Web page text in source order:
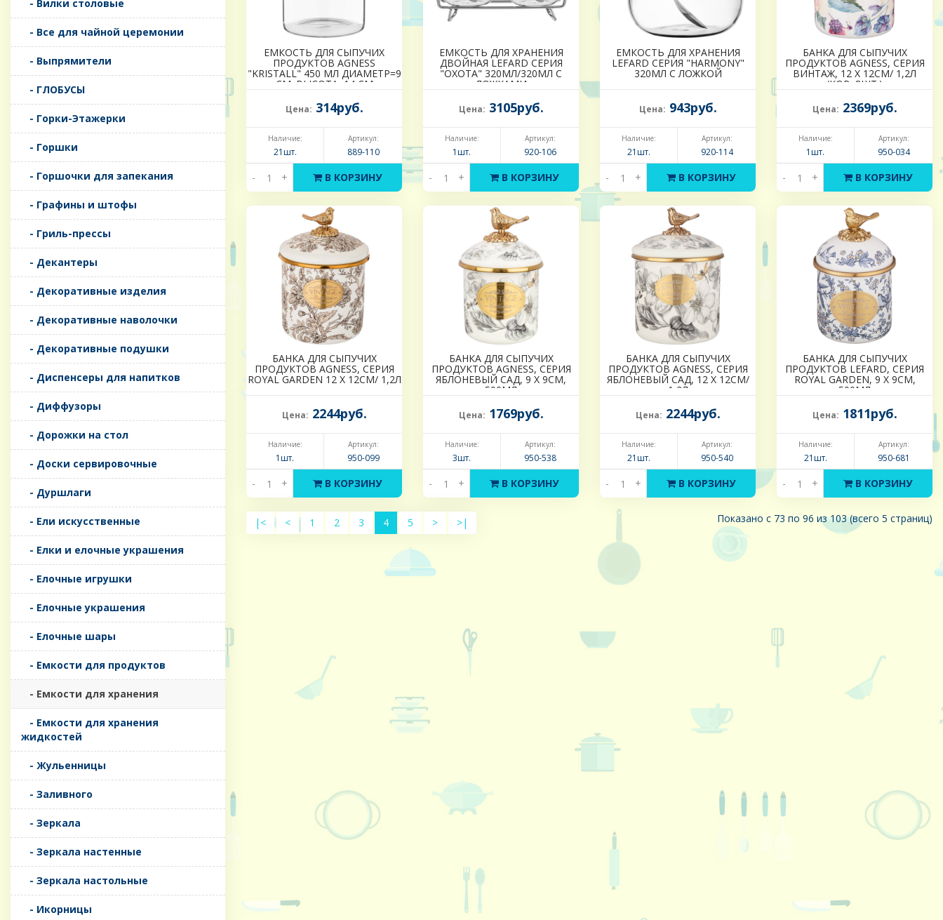
- Вилки столовые
- Все для чайной церемонии
- Выпрямители
- ГЛОБУСЫ
- Горки-Этажерки
- Горшки
- Горшочки для запекания
- Графины и штофы
- Гриль-прессы
- Декантеры
- Декоративные изделия
- Декоративные наволочки
- Декоративные подушки
- Диспенсеры для напитков
- Диффузоры
- Дорожки на стол
- Доски сервировочные
- Дуршлаги
- Ели искусственные
- Елки и елочные украшения
- Елочные игрушки
- Елочные украшения
- Елочные шары
- Емкости для продуктов
- Емкости для хранения
- Емкости для хранения
жидкостей
- Жульенницы
- Заливного
- Зеркала
- Зеркала настенные
- Зеркала настольные
- Икорницы
ЕМКОСТЬ ДЛЯ СЫПУЧИХ
ПРОДУКТОВ AGNESS
"KRISTALL" 450 МЛ ДИАМЕТР=9
СМ. ВЫСОТА=14 СМ
Цена: 314руб.
Наличие:
21шт.
Артикул:
889-110
- + В КОРЗИНУ
ЕМКОСТЬ ДЛЯ ХРАНЕНИЯ
ДВОЙНАЯ LEFARD СЕРИЯ
"ОХОТА" 320МЛ/320МЛ С
ЛОЖКАМИ
Цена: 3105руб.
Наличие:
1шт.
Артикул:
920-106
- + В КОРЗИНУ
ЕМКОСТЬ ДЛЯ ХРАНЕНИЯ
LEFARD СЕРИЯ "HARMONY"
320МЛ С ЛОЖКОЙ
Цена: 943руб.
Наличие:
21шт.
Артикул:
920-114
- + В КОРЗИНУ
БАНКА ДЛЯ СЫПУЧИХ
ПРОДУКТОВ AGNESS, СЕРИЯ
ВИНТАЖ, 12 Х 12СМ/ 1,2Л
(КОР=8ШТ.)
Цена: 2369руб.
Наличие:
1шт.
Артикул:
950-034
- + В КОРЗИНУ
БАНКА ДЛЯ СЫПУЧИХ
ПРОДУКТОВ AGNESS, СЕРИЯ
ROYAL GARDEN 12 Х 12СМ/ 1,2Л
Цена: 2244руб.
Наличие:
1шт.
Артикул:
950-099
- + В КОРЗИНУ
БАНКА ДЛЯ СЫПУЧИХ
ПРОДУКТОВ AGNESS, СЕРИЯ
ЯБЛОНЕВЫЙ САД, 9 Х 9СМ,
500МЛ
Цена: 1769руб.
Наличие:
3шт.
Артикул:
950-538
- + В КОРЗИНУ
БАНКА ДЛЯ СЫПУЧИХ
ПРОДУКТОВ AGNESS, СЕРИЯ
ЯБЛОНЕВЫЙ САД, 12 Х 12СМ/
1,2Л
Цена: 2244руб.
Наличие:
21шт.
Артикул:
950-540
- + В КОРЗИНУ
БАНКА ДЛЯ СЫПУЧИХ
ПРОДУКТОВ LEFARD, СЕРИЯ
ROYAL GARDEN, 9 Х 9СМ,
500МЛ
Цена: 1811руб.
Наличие:
21шт.
Артикул:
950-681
- + В КОРЗИНУ
|< < 1 2 3 4 5 > >| Показано с 73 по 96 из 103 (всего 5 страниц)